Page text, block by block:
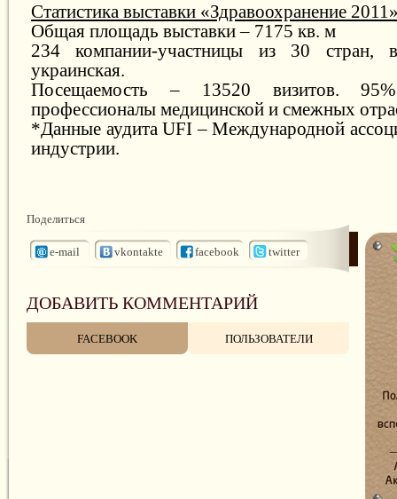
Статистика выставки «Здравоохранение
Общая площадь выставки – 7175 кв. м
234 компании-участницы из 30
украинская.
Посещаемость – 13520 визитов.
профессионалы медицинской и смежных
*Данные аудита UFI – Международной
индустрии.
Поделиться
e-mail vkontakte facebook twitter
ДОБАВИТЬ КОММЕНТАРИЙ
FACEBOOK ПОЛЬЗОВАТЕЛИ